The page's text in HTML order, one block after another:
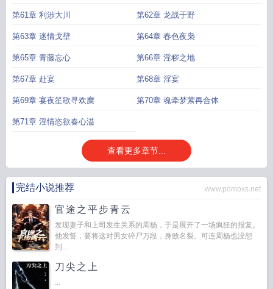
第61章 利涉大川 第62章 龙战于野
第63章 迷情戈壁 第64章 春色夜枭
第65章 青藤忘心 第66章 淫秽之地
第67章 赴宴 第68章 淫宴
第69章 宴夜笙歌寻欢糜 第70章 魂牵梦萦再合体
第71章 淫情恣欲春心溢
查看更多章节...
完结小说推荐 www.pomoxs.net
官途之平步青云
发现妻子和上司发生关系的周杨，于是展开了一场疯狂的报复。
他发誓，要将这对男女碎尸万段，身败名裂。可连周杨也没想
到...
刀尖之上
...